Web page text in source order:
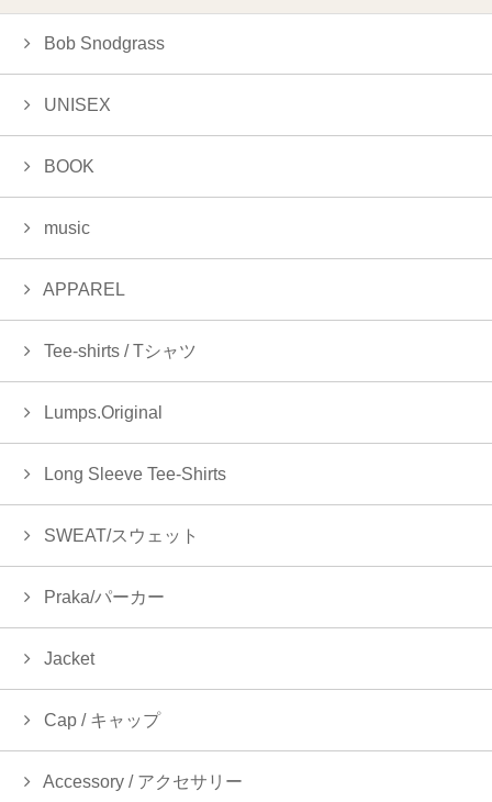
Bob Snodgrass
UNISEX
BOOK
music
APPAREL
Tee-shirts / Tシャツ
Lumps.Original
Long Sleeve Tee-Shirts
SWEAT/スウェット
Praka/パーカー
Jacket
Cap / キャップ
Accessory / アクセサリー